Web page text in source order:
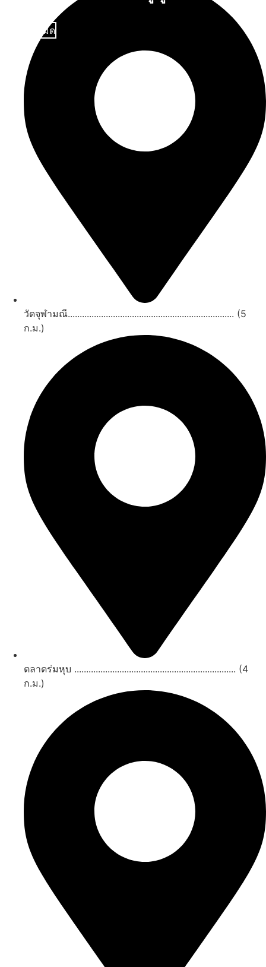
วัดจุฬามณี...................................................................... (5
ก.ม.)
ตลาดร่มหุบ .................................................................... (4
ก.ม.)
ดูทั้งหมด